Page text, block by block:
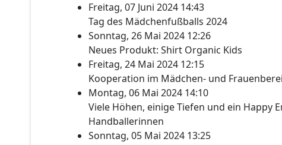
Freitag, 07 Juni 2024 14:43
Tag des Mädchenfußballs 2024
Sonntag, 26 Mai 2024 12:26
Neues Produkt: Shirt Organic Kids
Freitag, 24 Mai 2024 12:15
Kooperation im Mädchen- und
Montag, 06 Mai 2024 14:10
Viele Höhen, einige Tiefen und ein Happy
Handballerinnen
Sonntag, 05 Mai 2024 13:25